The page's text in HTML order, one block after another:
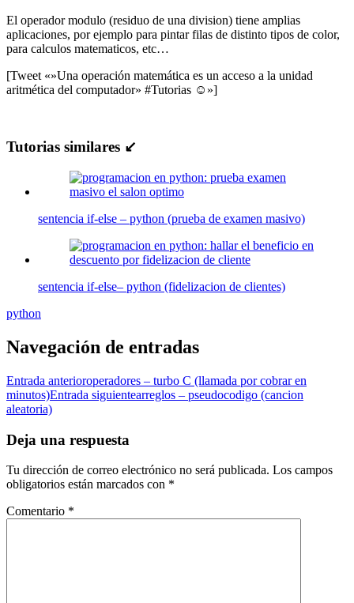
El operador modulo (residuo de una division) tiene amplias
aplicaciones, por ejemplo para pintar filas de distinto tipos de color,
para calculos matematicos, etc…
[Tweet «»Una operación matemática es un acceso a la unidad
aritmética del computador» #Tutorias ☺»]
Tutorias similares ↙
sentencia if-else – python (prueba de examen masivo)
sentencia if-else– python (fidelizacion de clientes)
python
Navegación de entradas
Entrada anterioroperadores – turbo C (llamada por cobrar en
minutos)Entrada siguientearreglos – pseudocodigo (cancion
aleatoria)
Deja una respuesta
Tu dirección de correo electrónico no será publicada. Los campos
obligatorios están marcados con *
Comentario *